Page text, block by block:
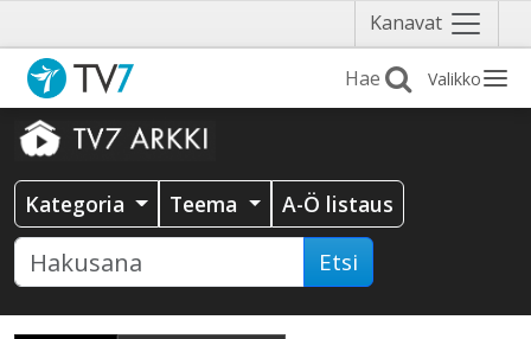
Kanavat Näytä
valikko
Valikko
Kategoria Teema A-Ö listaus
Etsi